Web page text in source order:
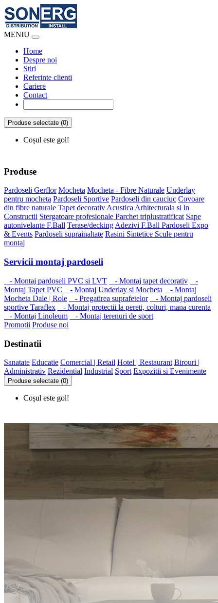
MENIU
Home
Despre noi
Stiri
Referinte clienti
Cariere
Contact
Produse selectate (0)
Coșul este gol!
Produse
Pardoseli Gerflor Mocheta Mocheta - Fibre Naturale Underlay
pentru mocheta Pardoseli Sportive Pardoseli din cauciuc Covoare
din fibre naturale Tapet decorativAcustica Arhitecturala si in
Constructii Stergatoare profesionale Parchet triplustratificat Sape
autonivelante F.Ball Terase/deckingAdezivi F.Ball Pardoseli Expo
& Events Pardoseli suprainaltate Rasini Sintetice Scule pentru
montaj
Servicii montaj pardoseli
- Montaj pardoseli PVC si LVT - Montaj tapet decorativ
-
Montaj Tapet PVC
- Montaj Underlay si Mocheta
- Montaj
Mocheta Dale | Role
- Pregatirea suprafetelor
- Montaj pardoseli
sportive Taraflex
- Montaj protectii la pereti, colturi, mana curenta
- Montaj Linoleum
- Montaj terenuri de sport
Promotii Produse noi
Destinatii
Sanatate Educatie Comercial | Retail Hotel | Restaurant Birouri |
Administrativ Rezidential Industrial Sport Expozitii si Evenimente
Produse selectate (0)
Coșul este gol!